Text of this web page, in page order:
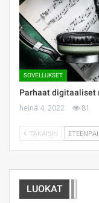
SOVELLUKSET
Parhaat
heinä 4, 2022 81
TAKAISIN
LUOKAT